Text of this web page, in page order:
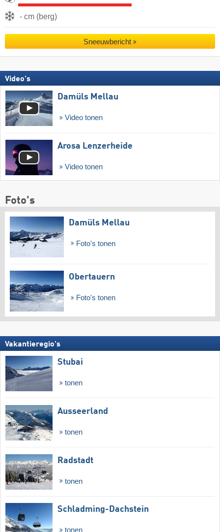
- cm (berg)
Sneeuwbericht
Video's
Damüls Mellau
Video tonen
Arosa Lenzerheide
Video tonen
Foto's
Damüls Mellau
Foto's tonen
Obertauern
Foto's tonen
Vakantieregio's
Stubai
tonen
Ausseerland
tonen
Radstadt
tonen
Schladming-Dachstein
tonen